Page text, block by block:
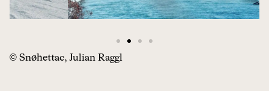
© Snøhettac, Julian Raggl